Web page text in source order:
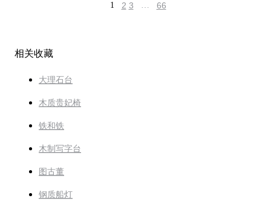
1 2 3 … 66
相关收藏
大理石台
木质贵妃椅
铁和铁
木制写字台
图古董
钢质船灯